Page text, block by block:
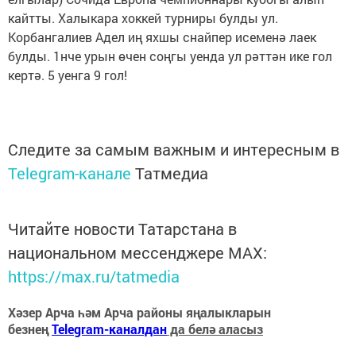
кайтты. Халыкара хоккей турниры булды ул.
Корбангалиев Адел иң яхшы снайпер исеменә лаек
булды. 1нче урын өчен соңгы уенда ул рәттән ике гол
кертә. 5 уенга 9 гол!
Следите за самым важным и интересным в
Telegram-канале Татмедиа
Читайте новости Татарстана в
национальном мессенджере MАХ:
https://max.ru/tatmedia
Хәзер Арча һәм Арча районы яңалыкларын
безнеңTelegram-каналданда белә аласыз